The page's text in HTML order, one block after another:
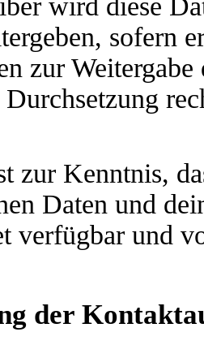
wird diese
sofern
zur
zur Kenntnis,
Daten und
verfügbar und
der